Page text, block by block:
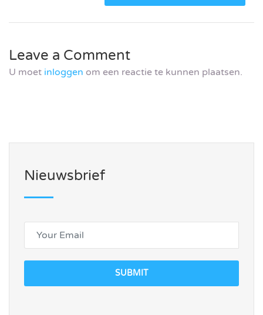
Leave a Comment
U moet inloggen om een reactie te kunnen plaatsen.
Nieuwsbrief
SUBMIT